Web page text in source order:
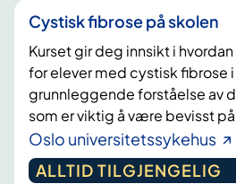
Cystisk fibrose på skolen
Kurset gir deg innsikt i
for elever med cystisk fibrose
grunnleggende forståelse av
som er viktig å være bevisst
Oslo universitetssykehus
ALLTID TILGJENGELIG